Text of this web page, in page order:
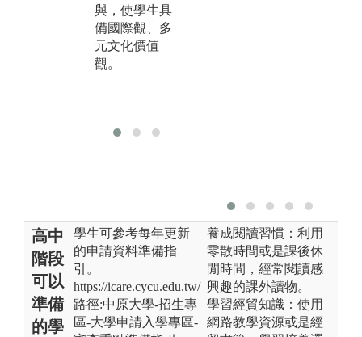
與，使學生具
備國際觀、多
元文化價值
觀。
高中
階段
可以
準備
的學
學生可參考每年更新
的申請資料準備指
引。
https://icare.cycu.edu.tw/
路徑:中原大學-招生專
區-大學申請入學專區-
養成閱讀習慣：利用
零散時間或是課後休
閒時間，經常閱讀感
興趣的課外讀物。
學習經貿知識：使用
網路教學資源或是經